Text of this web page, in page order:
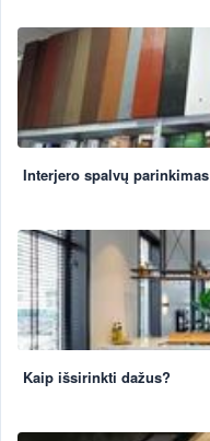
Interjero spalvų parinkimas
Kaip išsirinkti dažus?